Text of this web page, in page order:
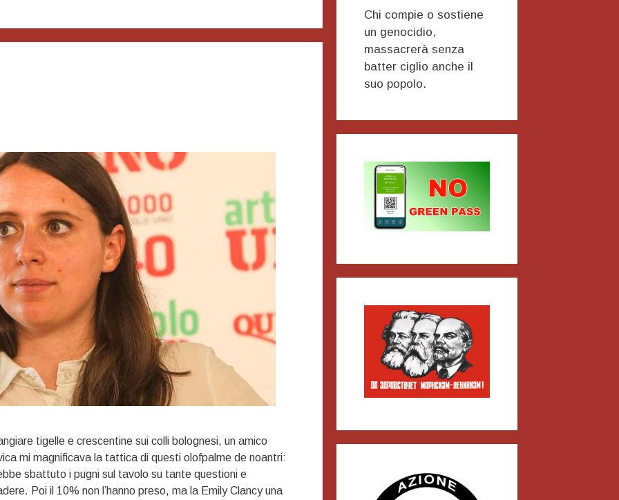
tigelle e crescentine sui colli bolognesi, un amico
mi magnificava la tattica di questi olofpalme de noantri:
sbattuto i pugni sul tavolo su tante questioni e
Poi il 10% non l’hanno preso, ma la Emily Clancy una
Chi compie o sostiene
un genocidio,
massacrerà senza
batter ciglio anche il
suo popolo.